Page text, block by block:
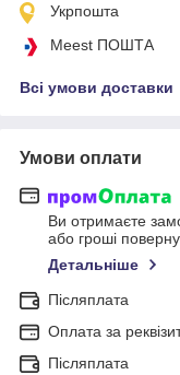
Укрпошта
Meest ПОШТА
Всі умови доставки
Умови оплати
Ви отримаєте
або гроші
Детальніше
Післяплата
Оплата за
Післяплата